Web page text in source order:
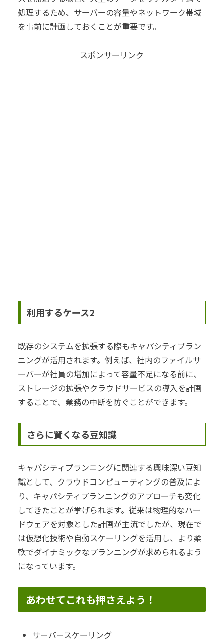
処理するため、サーバーの容量やネットワーク帯域
を事前に計画しておくことが重要です。
スポンサーリンク
利用するケース2
既存のシステムを拡張する際もキャパシティプラン
ニングが活用されます。例えば、社内のファイルサ
ーバーが社員の増加によって容量不足になる前に、
ストレージの拡張やクラウドサービスの導入を計画
することで、業務の中断を防ぐことができます。
さらに賢くなる豆知識
キャパシティプランニングに関連する興味深い豆知
識として、クラウドコンピューティングの普及によ
り、キャパシティプランニングのアプローチも変化
してきたことが挙げられます。従来は物理的なハー
ドウェアを対象とした計画が主流でしたが、現在で
は仮想化技術や自動スケーリングを活用し、より柔
軟でダイナミックなプランニングが求められるよう
になっています。
あわせてこれも押さえよう！
サーバースケーリング